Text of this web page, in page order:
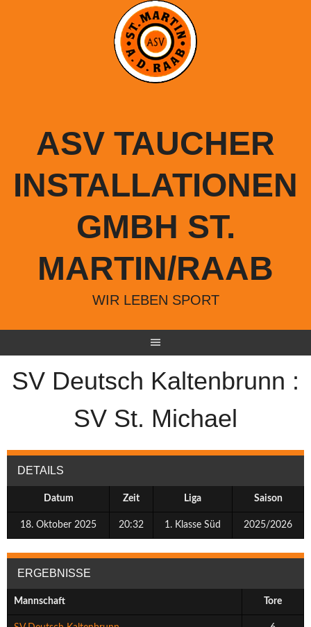
ASV TAUCHER
INSTALLATIONEN
GMBH ST.
MARTIN/RAAB
WIR LEBEN SPORT
SV Deutsch Kaltenbrunn :
SV St. Michael
DETAILS
Datum Zeit Liga Saison
18. Oktober 2025 20:32 1. Klasse Süd 2025/2026
ERGEBNISSE
Mannschaft Tore